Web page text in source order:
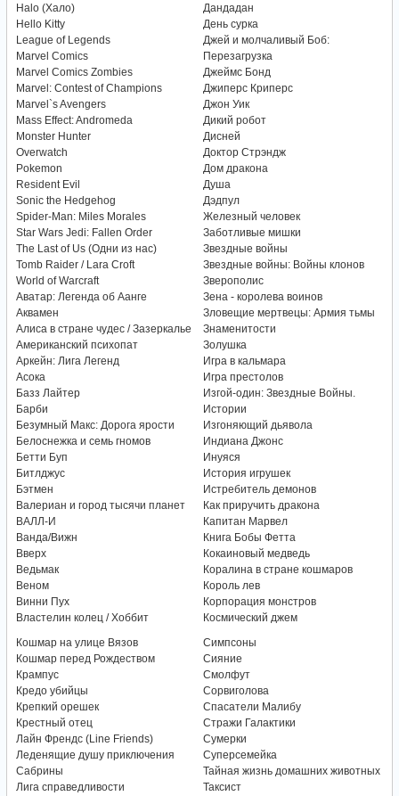
Halo (Хало)
Hello Kitty
League of Legends
Marvel Comics
Marvel Comics Zombies
Marvel: Contest of Champions
Marvel`s Avengers
Mass Effect: Andromeda
Monster Hunter
Overwatch
Pokemon
Resident Evil
Sonic the Hedgehog
Spider-Man: Miles Morales
Star Wars Jedi: Fallen Order
The Last of Us (Одни из нас)
Tomb Raider / Lara Croft
World of Warcraft
Аватар: Легенда об Аанге
Аквамен
Алиса в стране чудес / Зазеркалье
Американский психопат
Аркейн: Лига Легенд
Асока
Базз Лайтер
Барби
Безумный Макс: Дорога ярости
Белоснежка и семь гномов
Бетти Буп
Битлджус
Бэтмен
Валериан и город тысячи планет
ВАЛЛ-И
Ванда/Вижн
Вверх
Ведьмак
Веном
Винни Пух
Властелин колец / Хоббит
Дандадан
День сурка
Джей и молчаливый Боб:
Перезагрузка
Джеймс Бонд
Джиперс Криперс
Джон Уик
Дикий робот
Дисней
Доктор Стрэндж
Дом дракона
Душа
Дэдпул
Железный человек
Заботливые мишки
Звездные войны
Звездные войны: Войны клонов
Зверополис
Зена - королева воинов
Зловещие мертвецы: Армия тьмы
Знаменитости
Золушка
Игра в кальмара
Игра престолов
Изгой-один: Звездные Войны.
Истории
Изгоняющий дьявола
Индиана Джонс
Инуяся
История игрушек
Истребитель демонов
Как приручить дракона
Капитан Марвел
Книга Бобы Фетта
Кокаиновый медведь
Коралина в стране кошмаров
Король лев
Корпорация монстров
Космический джем
Кошмар на улице Вязов
Кошмар перед Рождеством
Крампус
Кредо убийцы
Крепкий орешек
Крестный отец
Лайн Френдс (Line Friends)
Леденящие душу приключения
Сабрины
Лига справедливости
Симпсоны
Сияние
Смолфут
Сорвиголова
Спасатели Малибу
Стражи Галактики
Сумерки
Суперсемейка
Тайная жизнь домашних животных
Таксист